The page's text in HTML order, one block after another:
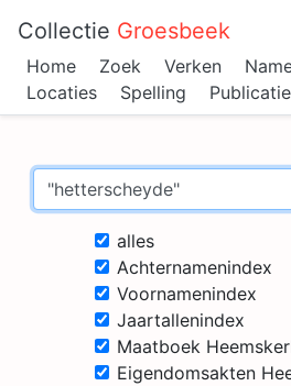
Collectie Groesbeek
Home Zoek Verken
Locaties
Spelling
alles
Achternamenindex
Voornamenindex
Jaartallenindex
Maatboek
Eigendomsakten